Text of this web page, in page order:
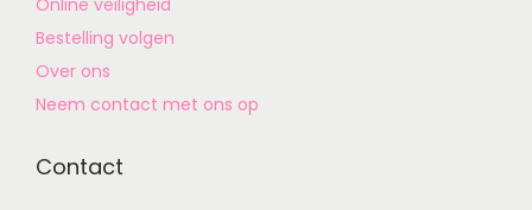
Online veiligheid
Bestelling volgen
Over ons
Neem contact met ons op
Contact